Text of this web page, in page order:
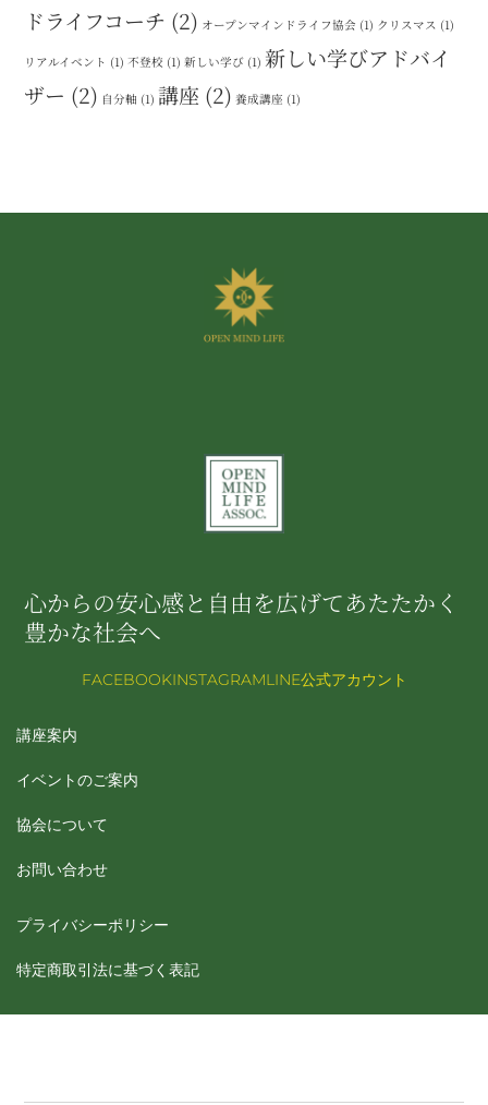
ドライフコーチ (2) オープンマインドライフ協会 (1) クリスマス (1)
リアルイベント (1) 不登校 (1) 新しい学び (1) 新しい学びアドバイ
ザー (2) 自分軸 (1) 講座 (2) 養成講座 (1)
心からの安心感と自由を広げてあたたかく
豊かな社会へ
FACEBOOKINSTAGRAMLINE公式アカウント
講座案内
イベントのご案内
協会について
お問い合わせ
プライバシーポリシー
特定商取引法に基づく表記